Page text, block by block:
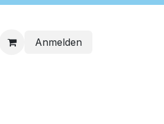
Anmelden